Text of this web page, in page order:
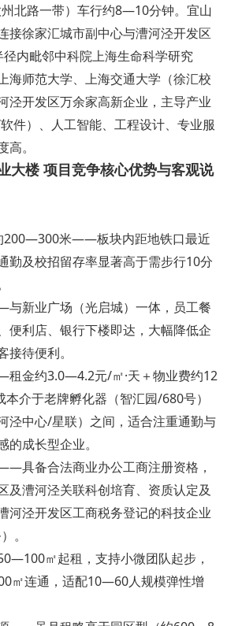
北路一带）车行约8—10分钟。宜山
接徐家汇城市副中心与漕河泾开发区
内毗邻中科院上海生命科学研究
海师范大学、上海交通大学（徐汇校
泾开发区万余家高新企业，主导产业
件）、人工智能、工程设计、专业服
。
大楼 项目竞争核心优势与客观说
200—300米——板块内距地铁口最近
勤及校招留存率显著高于需步行10分
新业广场（光启城）一体，员工餐
便利店、银行下楼即达，大幅降低企
待便利。
金约3.0—4.2元/㎡·天＋物业费约12
介于老牌孵化器（智汇园/680号）
泾中心/星联）之间，适合注重通勤与
成长型企业。
具备合法商业办公工商注册资格，
及漕河泾关联科创培育、资质认定及
河泾开发区工商税务登记的科技企业
。
㎡起租，支持小微团队起步，
㎡连通，适配10—60人规模弹性增